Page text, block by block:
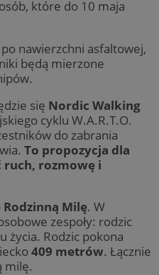
które do 10 maja
nawierzchni asfaltowej,
będą mierzone
się Nordic Walking
cyklu W.A.R.T.O.
do zabrania
To propozycja dla
ruch, rozmowę i
Rodzinną Milę. W
zespoły: rodzic
życia. Rodzic pokona
409 metrów. Łącznie
milę.